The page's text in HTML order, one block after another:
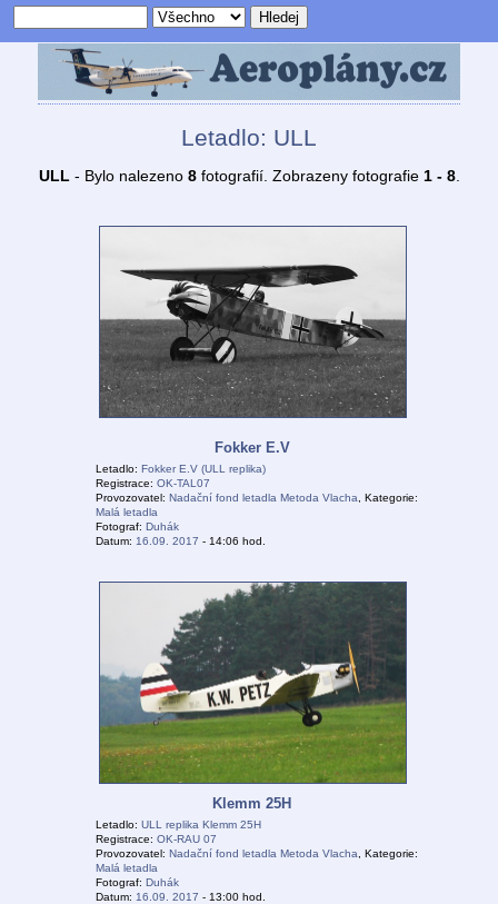
Letadlo: ULL
ULL- Bylo nalezeno 8fotografií. Zobrazeny fotografie 1 - 8.
Fokker E.V
Letadlo: Fokker E.V (ULL replika)
Registrace: OK-TAL07
Provozovatel: Nadační fond letadla Metoda Vlacha , Kategorie:
Malá letadla
Fotograf: Duhák
Datum: 16.09. 2017 - 14:06 hod.
Klemm 25H
Letadlo: ULL replika Klemm 25H
Registrace: OK-RAU 07
Provozovatel: Nadační fond letadla Metoda Vlacha , Kategorie:
Malá letadla
Fotograf: Duhák
Datum: 16.09. 2017 - 13:00 hod.